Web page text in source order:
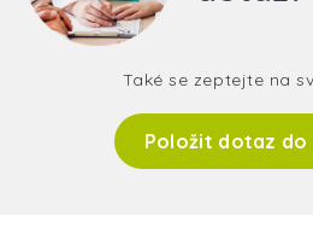
Také se zeptejte na
Položit dotaz do